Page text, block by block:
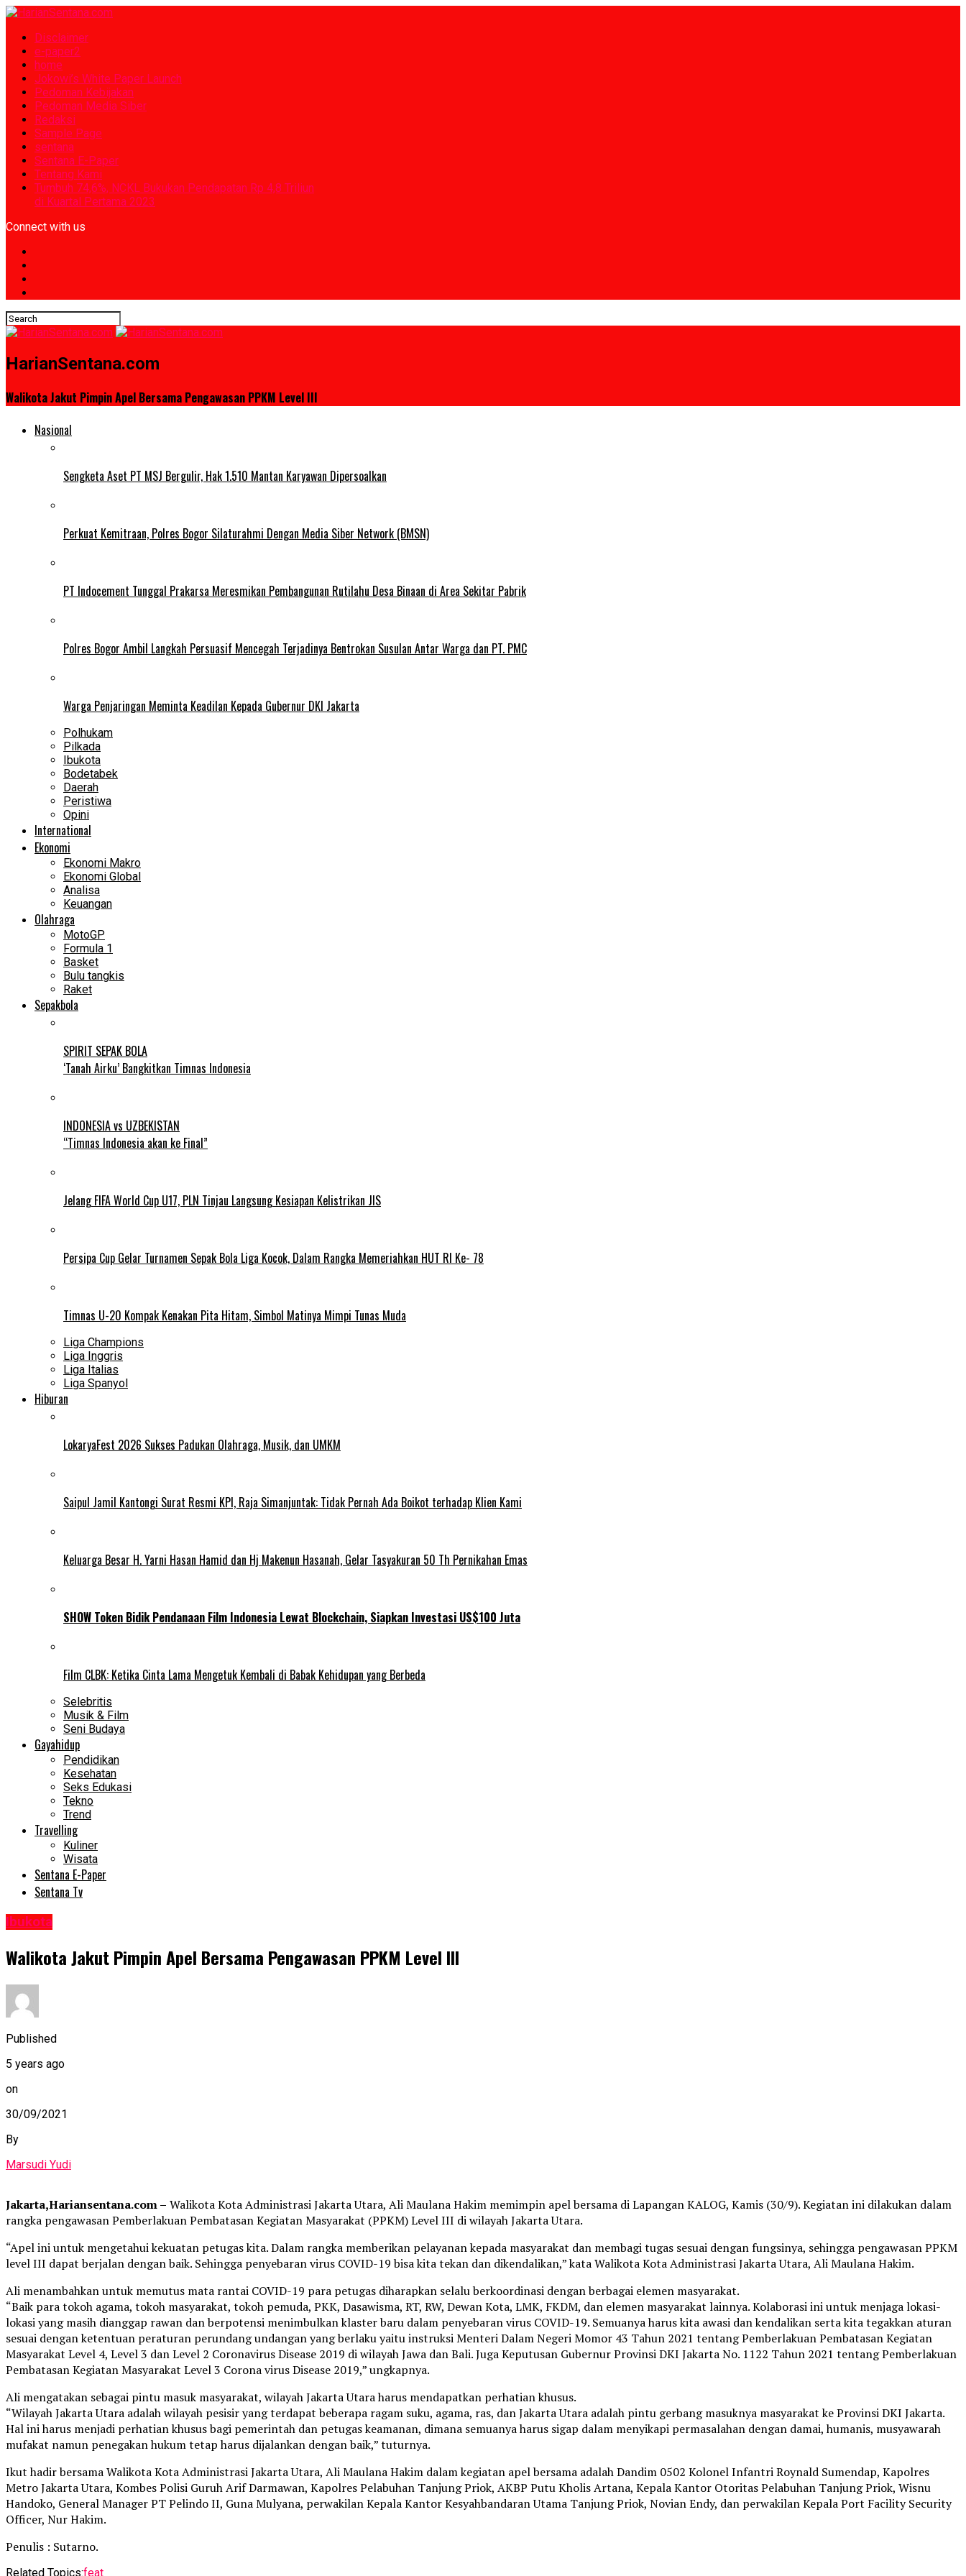
Disclaimer
e-paper2
home
Jokowi’s White Paper Launch
Pedoman Kebijakan
Pedoman Media Siber
Redaksi
Sample Page
sentana
Sentana E-Paper
Tentang Kami
Tumbuh 74,6%, NCKL Bukukan Pendapatan Rp 4,8 Triliun
di Kuartal Pertama 2023
Connect with us
HarianSentana.com
Walikota Jakut Pimpin Apel Bersama Pengawasan PPKM Level III
Nasional
Sengketa Aset PT MSJ Bergulir, Hak 1.510 Mantan Karyawan Dipersoalkan
Perkuat Kemitraan, Polres Bogor Silaturahmi Dengan Media Siber Network (BMSN)
PT Indocement Tunggal Prakarsa Meresmikan Pembangunan Rutilahu Desa Binaan di Area Sekitar Pabrik
Polres Bogor Ambil Langkah Persuasif Mencegah Terjadinya Bentrokan Susulan Antar Warga dan PT. PMC
Warga Penjaringan Meminta Keadilan Kepada Gubernur DKI Jakarta
Polhukam
Pilkada
Ibukota
Bodetabek
Daerah
Peristiwa
Opini
International
Ekonomi
Ekonomi Makro
Ekonomi Global
Analisa
Keuangan
Olahraga
MotoGP
Formula 1
Basket
Bulu tangkis
Raket
Sepakbola
SPIRIT SEPAK BOLA
‘Tanah Airku’ Bangkitkan Timnas Indonesia
INDONESIA vs UZBEKISTAN
“Timnas Indonesia akan ke Final”
Jelang FIFA World Cup U17, PLN Tinjau Langsung Kesiapan Kelistrikan JIS
Persipa Cup Gelar Turnamen Sepak Bola Liga Kocok, Dalam Rangka Memeriahkan HUT RI Ke- 78
Timnas U-20 Kompak Kenakan Pita Hitam, Simbol Matinya Mimpi Tunas Muda
Liga Champions
Liga Inggris
Liga Italias
Liga Spanyol
Hiburan
LokaryaFest 2026 Sukses Padukan Olahraga, Musik, dan UMKM
Saipul Jamil Kantongi Surat Resmi KPI, Raja Simanjuntak: Tidak Pernah Ada Boikot terhadap Klien Kami
Keluarga Besar H. Yarni Hasan Hamid dan Hj Makenun Hasanah, Gelar Tasyakuran 50 Th Pernikahan Emas
SHOW Token Bidik Pendanaan Film Indonesia Lewat Blockchain, Siapkan Investasi US$100 Juta
Film CLBK: Ketika Cinta Lama Mengetuk Kembali di Babak Kehidupan yang Berbeda
Selebritis
Musik & Film
Seni Budaya
Gayahidup
Pendidikan
Kesehatan
Seks Edukasi
Tekno
Trend
Travelling
Kuliner
Wisata
Sentana E-Paper
Sentana Tv
Ibukota
Walikota Jakut Pimpin Apel Bersama Pengawasan PPKM Level III
Published
5 years ago
on
30/09/2021
By
Marsudi Yudi
Jakarta,Hariansentana.com – Walikota Kota Administrasi Jakarta Utara, Ali Maulana Hakim memimpin apel bersama di Lapangan KALOG, Kamis (30/9). Kegiatan ini dilakukan dalam
rangka pengawasan Pemberlakuan Pembatasan Kegiatan Masyarakat (PPKM) Level III di wilayah Jakarta Utara.
“Apel ini untuk mengetahui kekuatan petugas kita. Dalam rangka memberikan pelayanan kepada masyarakat dan membagi tugas sesuai dengan fungsinya, sehingga pengawasan PPKM
level III dapat berjalan dengan baik. Sehingga penyebaran virus COVID-19 bisa kita tekan dan dikendalikan,” kata Walikota Kota Administrasi Jakarta Utara, Ali Maulana Hakim.
Ali menambahkan untuk memutus mata rantai COVID-19 para petugas diharapkan selalu berkoordinasi dengan berbagai elemen masyarakat.
“Baik para tokoh agama, tokoh masyarakat, tokoh pemuda, PKK, Dasawisma, RT, RW, Dewan Kota, LMK, FKDM, dan elemen masyarakat lainnya. Kolaborasi ini untuk menjaga lokasi-
lokasi yang masih dianggap rawan dan berpotensi menimbulkan klaster baru dalam penyebaran virus COVID-19. Semuanya harus kita awasi dan kendalikan serta kita tegakkan aturan
sesuai dengan ketentuan peraturan perundang undangan yang berlaku yaitu instruksi Menteri Dalam Negeri Momor 43 Tahun 2021 tentang Pemberlakuan Pembatasan Kegiatan
Masyarakat Level 4, Level 3 dan Level 2 Coronavirus Disease 2019 di wilayah Jawa dan Bali. Juga Keputusan Gubernur Provinsi DKI Jakarta No. 1122 Tahun 2021 tentang Pemberlakuan
Pembatasan Kegiatan Masyarakat Level 3 Corona virus Disease 2019,” ungkapnya.
Ali mengatakan sebagai pintu masuk masyarakat, wilayah Jakarta Utara harus mendapatkan perhatian khusus.
“Wilayah Jakarta Utara adalah wilayah pesisir yang terdapat beberapa ragam suku, agama, ras, dan Jakarta Utara adalah pintu gerbang masuknya masyarakat ke Provinsi DKI Jakarta.
Hal ini harus menjadi perhatian khusus bagi pemerintah dan petugas keamanan, dimana semuanya harus sigap dalam menyikapi permasalahan dengan damai, humanis, musyawarah
mufakat namun penegakan hukum tetap harus dijalankan dengan baik,” tuturnya.
Ikut hadir bersama Walikota Kota Administrasi Jakarta Utara, Ali Maulana Hakim dalam kegiatan apel bersama adalah Dandim 0502 Kolonel Infantri Roynald Sumendap, Kapolres
Metro Jakarta Utara, Kombes Polisi Guruh Arif Darmawan, Kapolres Pelabuhan Tanjung Priok, AKBP Putu Kholis Artana, Kepala Kantor Otoritas Pelabuhan Tanjung Priok, Wisnu
Handoko, General Manager PT Pelindo II, Guna Mulyana, perwakilan Kepala Kantor Kesyahbandaran Utama Tanjung Priok, Novian Endy, dan perwakilan Kepala Port Facility Security
Officer, Nur Hakim.
Penulis : Sutarno.
Related Topics:feat